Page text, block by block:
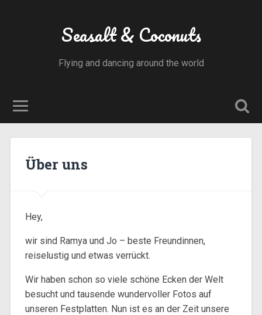
Seasalt & Coconuts
Flying and dancing around the world
Über uns
Hey,
wir sind Ramya und Jo – beste Freundinnen,
reiselustig und etwas verrückt.
Wir haben schon so viele schöne Ecken der Welt
besucht und tausende wundervoller Fotos auf
unseren Festplatten. Nun ist es an der Zeit unsere